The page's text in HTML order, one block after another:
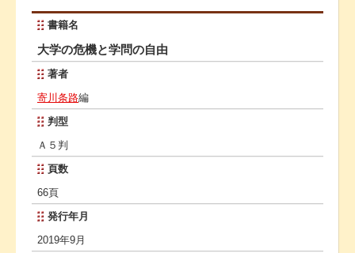
書籍名
大学の危機と学問の自由
著者
寄川条路編
判型
Ａ５判
頁数
66頁
発行年月
2019年9月